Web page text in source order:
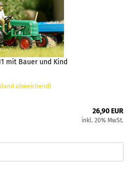
mit Bauer und Kind
abweichend)
26,90 EUR
inkl. 20% MwSt.